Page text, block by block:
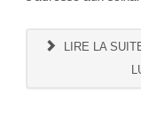
LIRE LA